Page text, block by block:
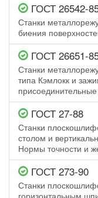
ГОСТ 26542-
Станки
биения
ГОСТ 26651-
Станки
типа Кэмлокк и
ГОСТ 27-88
Станки
столом и
Нормы точности и
ГОСТ 273-90
Станки
горизонтальным